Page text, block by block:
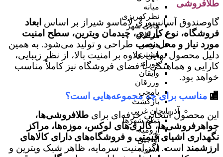
میانه
نظرکهریزی
هادی شهر
هرگلان
هریس
هشترود
هوراند
وایقان
ورزقان
یامچی
بازگشت
آذربایجان غربی
تمام شهر‌ها
ارومیه
آواجیق
اشنویه
طلافروشی
گاوصندوق آسانسوری لاماسو شیراز بر اساس ابعاد
فروشگاه، نوع کاربری، چیدمان ویترین، سطح امنیت
مورد نیاز و محل نصب طراحی و تولید می‌شود. به همین
دلیل محصول نهایی علاوه بر امنیت بالا، از نظر زیبایی،
کارایی و هماهنگی با فضای فروشگاه نیز کاملاً مناسب
خواهد بود.
🏬 مناسب برای چه مجموعه‌هایی است؟
این محصول انتخابی حرفه‌ای برای طلافروشی‌ها،
جواهرفروشی‌ها، گالری‌های لوکس، موزه‌ها، مراکز
نگهداری اشیای قیمتی و فروشگاه‌های دارای کالاهای
ارزشمند است. اگر امنیت سرمایه، ظاهر شیک ویترین و